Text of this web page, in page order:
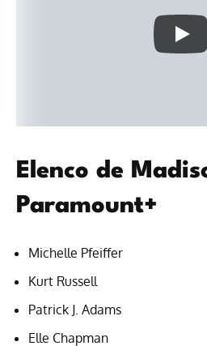
Elenco de
Paramount+
Michelle Pfeiffer
Kurt Russell
Patrick J. Adams
Elle Chapman